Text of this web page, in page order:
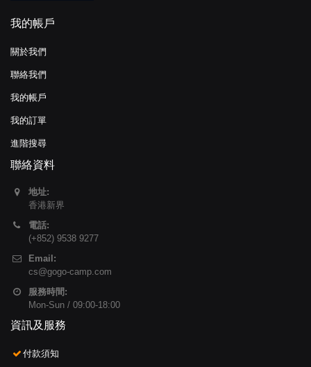
我的帳戶
關於我們
聯絡我們
我的帳戶
我的訂單
進階搜尋
聯絡資料
地址:
香港新界
電話:
(+852) 9538 9277
Email:
cs@gogo-camp.com
服務時間:
Mon-Sun / 09:00-18:00
資訊及服務
付款須知